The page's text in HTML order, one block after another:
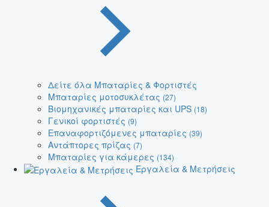
Δείτε όλα Μπαταρίες & Φορτιστές
Μπαταρίες μοτοσυκλέτας (27)
Βιομηχανικές μπαταρίες και UPS (18)
Γενικοί φορτιστές (9)
Επαναφορτιζόμενες μπαταρίες (39)
Αντάπτορες πρίζας (7)
Μπαταρίες για κάμερες (134)
Εργαλεία & Μετρήσεις